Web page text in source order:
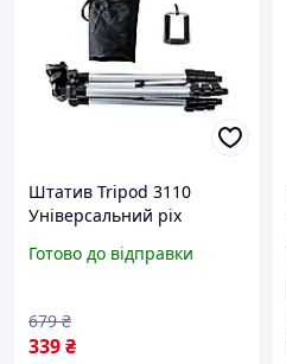
Штатив Tripod 3110
Універсальний pix
Готово до відправки
339₴
679 ₴